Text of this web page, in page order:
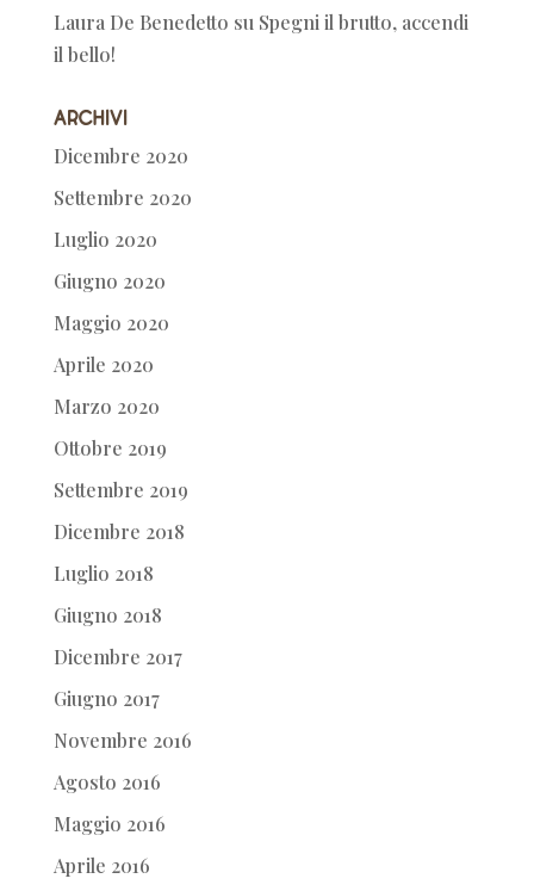
Laura De Benedetto su Spegni il brutto, accendi
il bello!
Archivi
Dicembre 2020
Settembre 2020
Luglio 2020
Giugno 2020
Maggio 2020
Aprile 2020
Marzo 2020
Ottobre 2019
Settembre 2019
Dicembre 2018
Luglio 2018
Giugno 2018
Dicembre 2017
Giugno 2017
Novembre 2016
Agosto 2016
Maggio 2016
Aprile 2016